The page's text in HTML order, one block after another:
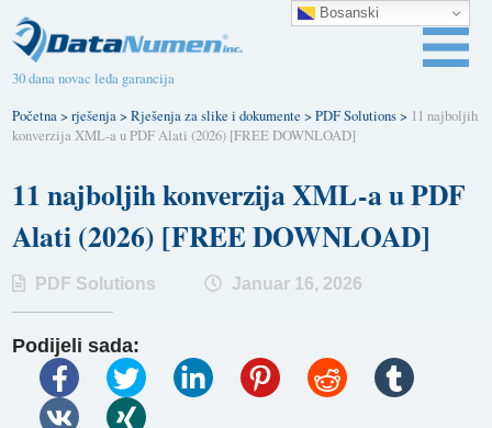
30 dana novac leđa garancija
Početna>rješenja>Rješenja za slike i dokumente >PDF Solutions> 11 najboljih
konverzija XML-a u PDF Alati (2026) [FREE DOWNLOAD]
11 najboljih konverzija XML-a u PDF
Alati (2026) [FREE DOWNLOAD]
PDF Solutions Januar 16, 2026
Podijeli sada:
Bosanski